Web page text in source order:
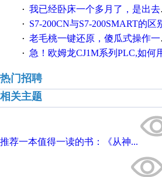
· 我已经卧床一个多月了，是出去安装机械手在高速遭遇车祸所致:大家工作都要特别注意啊
· S7-200CN与S7-200SMART的区
· 老毛桃一键还原，傻瓜式操作一键轻松备份还原；程序为向导式安装，一键即可实现自动备份或还原系统。
· 急！欧姆龙CJ1M系列PLC,如何用时间控制变频器。要求时间在组态王中可以自由输入！拜托各位大神
热门招聘
相关主题
推荐一本值得一读的书：《从神...